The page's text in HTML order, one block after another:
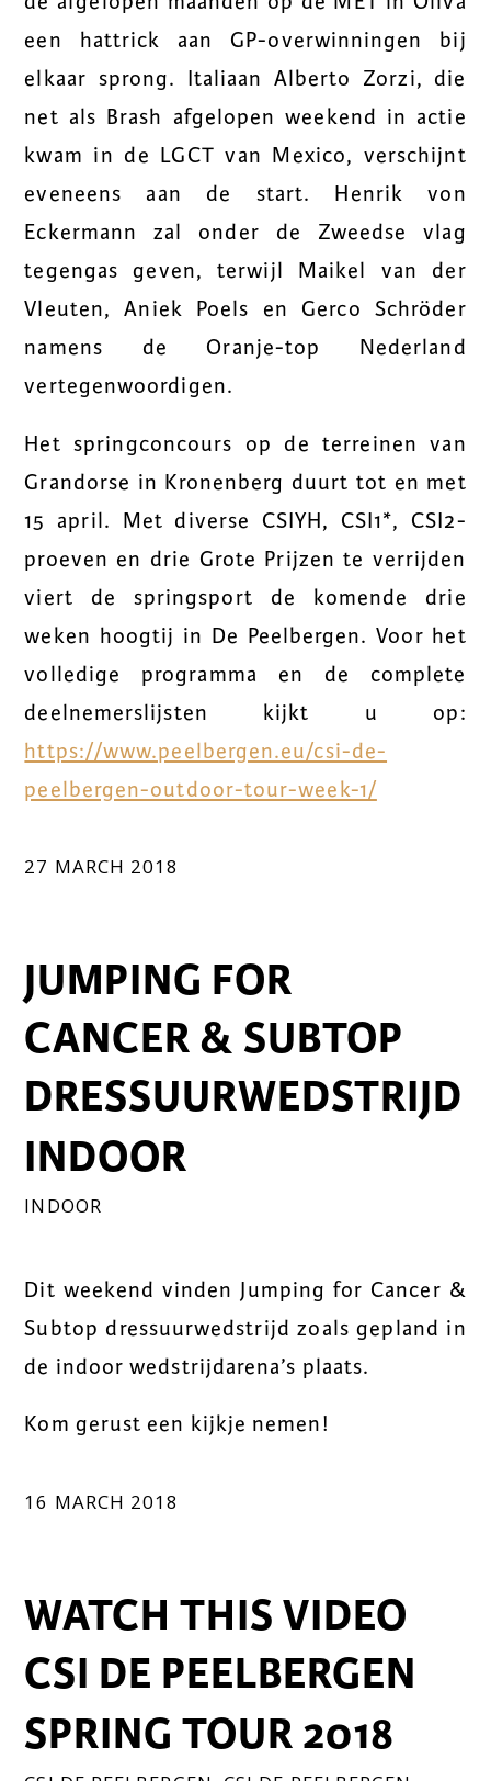
een hattrick aan GP-overwinningen bij
elkaar sprong. Italiaan Alberto Zorzi, die
net als Brash afgelopen weekend in actie
kwam in de LGCT van Mexico, verschijnt
eveneens aan de start. Henrik von
Eckermann zal onder de Zweedse vlag
tegengas geven, terwijl Maikel van der
Vleuten, Aniek Poels en Gerco Schröder
namens de Oranje-top Nederland
vertegenwoordigen.
Het springconcours op de terreinen van
Grandorse in Kronenberg duurt tot en met
15 april. Met diverse CSIYH, CSI1*, CSI2-
proeven en drie Grote Prijzen te verrijden
viert de springsport de komende drie
weken hoogtij in De Peelbergen. Voor het
volledige programma en de complete
deelnemerslijsten kijkt u op:
https://www.peelbergen.eu/csi-de-
peelbergen-outdoor-tour-week-1/
27 MARCH 2018
JUMPING FOR
CANCER & SUBTOP
DRESSUURWEDSTRIJD
INDOOR
INDOOR
Dit weekend vinden Jumping for Cancer &
Subtop dressuurwedstrijd zoals gepland in
de indoor wedstrijdarena’s plaats.
Kom gerust een kijkje nemen!
16 MARCH 2018
WATCH THIS VIDEO
CSI DE PEELBERGEN
SPRING TOUR 2018